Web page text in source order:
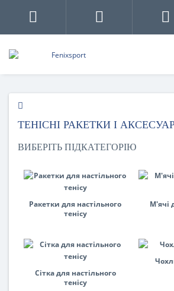
ТЕНІСНІ РАКЕТКИ І
ВИБЕРІТЬ ПІДКАТЕГОРІЮ
Ракетки для настільного
тенісу
М'ячі
Сітка для настільного
тенісу